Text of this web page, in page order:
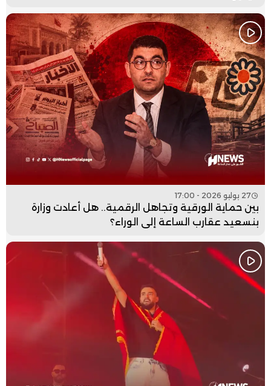
27 يوليو 2026 - 17:00
بين حماية الورقية وتجاهل الرقمية.. هل أعادت وزارة
بنسعيد عقارب الساعة إلى الوراء؟